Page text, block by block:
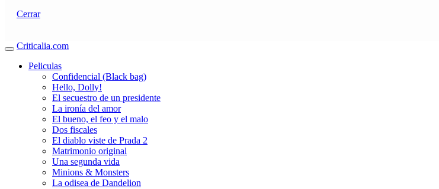
Cerrar
Criticalia.com
Peliculas
Confidencial (Black bag)
Hello, Dolly!
El secuestro de un presidente
La ironía del amor
El bueno, el feo y el malo
Dos fiscales
El diablo viste de Prada 2
Matrimonio original
Una segunda vida
Minions & Monsters
La odisea de Dandelion